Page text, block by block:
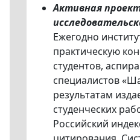
Активная
Ежегодно
практическую
студентов,
специалистов
результатам
студенческих
Российский